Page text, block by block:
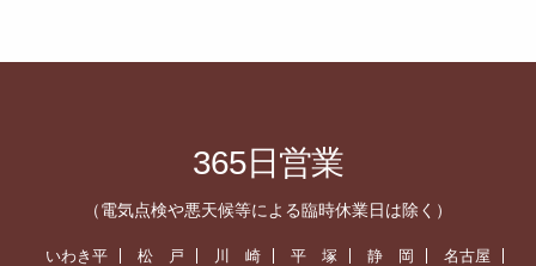
365日営業
（電気点検や悪天候等による臨時休業日は除く）
いわき平 松 戸 川 崎 平 塚 静 岡
名古屋